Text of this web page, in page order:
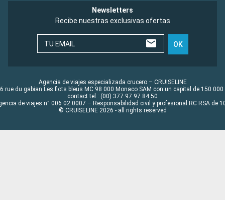
Newsletters
Recibe nuestras exclusivas ofertas
TU EMAIL OK
Agencia de viajes especializada crucero – CRUISELINE
rue du gabian Les flots bleus MC 98 000 Monaco SAM con un capital de 150 000
contact tel : (00) 377 97 97 84 50
de viajes n° 006 02 0007 – Responsabilidad civil y profesional RC RSA de
© CRUISELINE 2026 - all rights reserved